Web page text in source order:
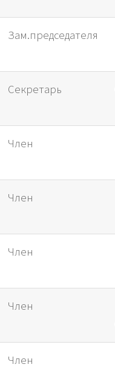
Зам.председателя
Секретарь
Член
Член
Член
Член
Член